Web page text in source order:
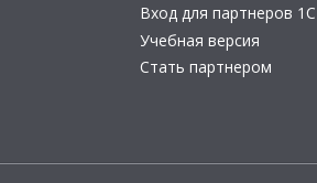
Вход для партнеров 1С
Учебная версия
Стать партнером